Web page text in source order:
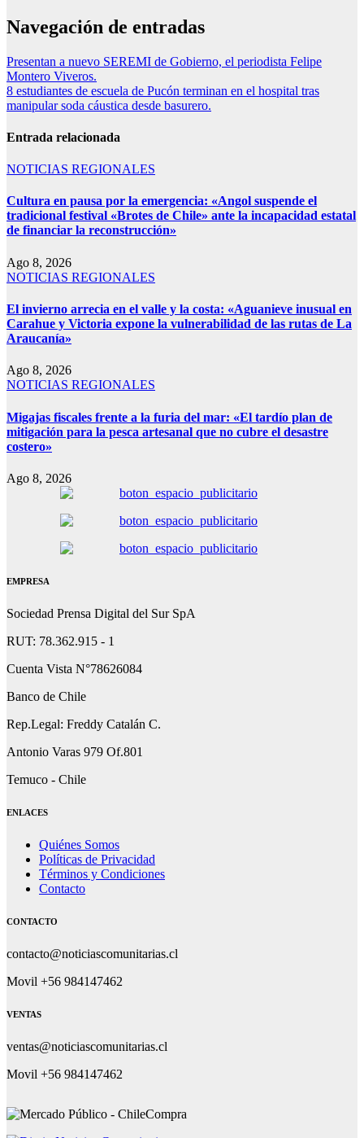
Navegación de entradas
Presentan a nuevo SEREMI de Gobierno, el periodista Felipe
Montero Viveros.
8 estudiantes de escuela de Pucón terminan en el hospital tras
manipular soda cáustica desde basurero.
Entrada relacionada
NOTICIAS REGIONALES
Cultura en pausa por la emergencia: «Angol suspende el
tradicional festival «Brotes de Chile» ante la incapacidad estatal
de financiar la reconstrucción»
Ago 8, 2026
NOTICIAS REGIONALES
El invierno arrecia en el valle y la costa: «Aguanieve inusual en
Carahue y Victoria expone la vulnerabilidad de las rutas de La
Araucanía»
Ago 8, 2026
NOTICIAS REGIONALES
Migajas fiscales frente a la furia del mar: «El tardío plan de
mitigación para la pesca artesanal que no cubre el desastre
costero»
Ago 8, 2026
EMPRESA
Sociedad Prensa Digital del Sur SpA
RUT: 78.362.915 - 1
Cuenta Vista N°78626084
Banco de Chile
Rep.Legal: Freddy Catalán C.
Antonio Varas 979 Of.801
Temuco - Chile
ENLACES
Quiénes Somos
Políticas de Privacidad
Términos y Condiciones
Contacto
CONTACTO
contacto@noticiascomunitarias.cl
Movil +56 984147462
VENTAS
ventas@noticiascomunitarias.cl
Movil +56 984147462